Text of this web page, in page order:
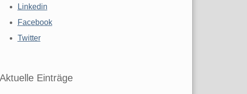
Linkedin
Facebook
Twitter
Aktuelle Einträge